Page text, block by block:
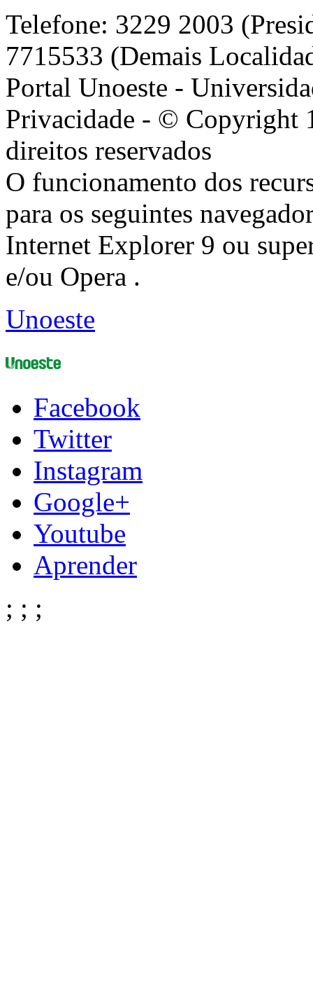
Telefone: 3229 2003
7715533 (Demais
Portal Unoeste -
Privacidade - © Copyright
direitos reservados
O funcionamento dos
para os seguintes
Internet Explorer 9 ou
e/ou Opera .
Unoeste
Facebook
Twitter
Instagram
Google+
Youtube
Aprender
; ; ;